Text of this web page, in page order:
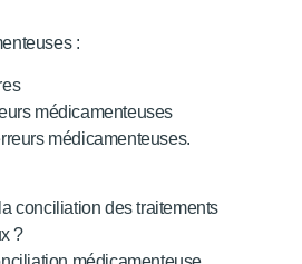
:
médicamenteuses
médicamenteuses.
conciliation des traitements
?